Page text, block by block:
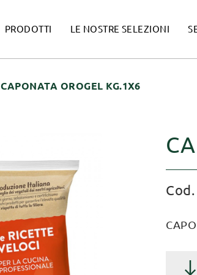
PRODOTTI LE NOSTRE SELEZIONI
CAPONATA OROGEL KG.1X6